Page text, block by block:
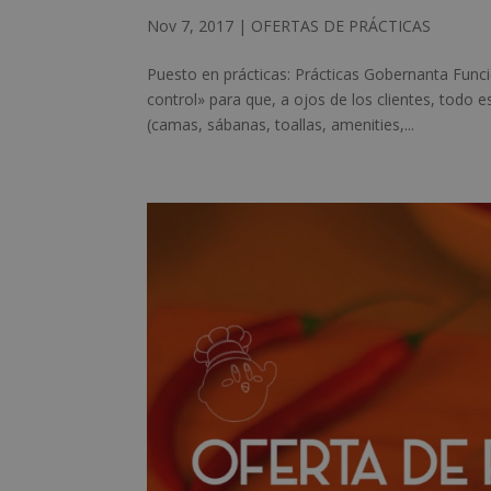
Nov 7, 2017 | OFERTAS DE PRÁCTICAS
Puesto en prácticas: Prácticas Gobernanta
control» para que, a ojos de los clientes, todo
(camas, sábanas, toallas, amenities,...